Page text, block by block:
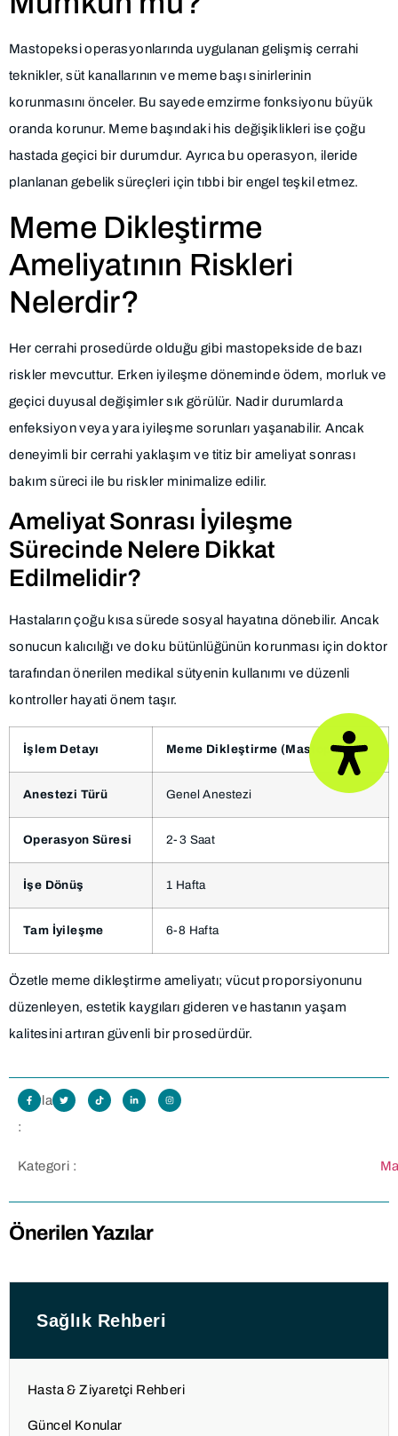
Mastopeksi operasyonlarında uygulanan gelişmiş cerrahi
teknikler, süt kanallarının ve meme başı sinirlerinin
korunmasını önceler. Bu sayede emzirme fonksiyonu büyük
oranda korunur. Meme başındaki his değişiklikleri ise çoğu
hastada geçici bir durumdur. Ayrıca bu operasyon, ileride
planlanan gebelik süreçleri için tıbbi bir engel teşkil etmez.
Meme Dikleştirme
Ameliyatının Riskleri
Nelerdir?
Her cerrahi prosedürde olduğu gibi mastopekside de bazı
riskler mevcuttur. Erken iyileşme döneminde ödem, morluk ve
geçici duyusal değişimler sık görülür. Nadir durumlarda
enfeksiyon veya yara iyileşme sorunları yaşanabilir. Ancak
deneyimli bir cerrahi yaklaşım ve titiz bir ameliyat sonrası
bakım süreci ile bu riskler minimalize edilir.
Ameliyat Sonrası İyileşme
Sürecinde Nelere Dikkat
Edilmelidir?
Hastaların çoğu kısa sürede sosyal hayatına dönebilir. Ancak
sonucun kalıcılığı ve doku bütünlüğünün korunması için doktor
tarafından önerilen medikal sütyenin kullanımı ve düzenli
kontroller hayati önem taşır.
İşlem Detayı Meme Dikleştirme (Mastopeksi)
Anestezi Türü Genel Anestezi
Operasyon Süresi 2-3 Saat
İşe Dönüş 1 Hafta
Tam İyileşme 6-8 Hafta
Özetle meme dikleştirme ameliyatı; vücut proporsiyonunu
düzenleyen, estetik kaygıları gideren ve hastanın yaşam
kalitesini artıran güvenli bir prosedürdür.
Paylaş
:
Kategori :
Önerilen Yazılar
Sağlık Rehberi
Hasta & Ziyaretçi Rehberi
Güncel Konular